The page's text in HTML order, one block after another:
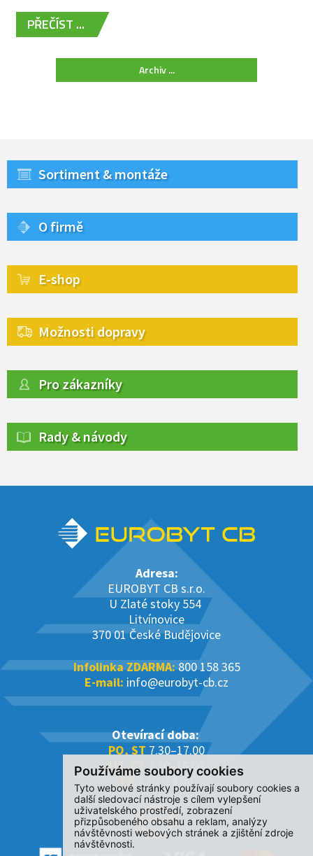
Používáme soubory cookies
Tyto webové stránky používají soubory cookies a
další sledovací nástroje s cílem vylepšení
uživatelského prostředí, zobrazení
přizpůsobeného obsahu a reklam, analýzy
návštěvnosti webových stránek a zjištění zdroje
návštěvnosti.
PŘEČÍST ...
Archiv ...
Sortiment & montáže
O firmě
E-shop
Možnosti dopravy
Pro zákazníky
Rady & návody
Adresa:
EUROBYT CB s.r.o.
U Zlaté stoky 554
Litvínovice
370 01 České Budějovice
Infolinka ZDARMA:800 158 365
E-mail: info@eurobyt-cb.cz
Otevírací doba:
PO, ST 7.30–17.00
ÚT, ČT7.30–16.00
PÁ7.30–14.00